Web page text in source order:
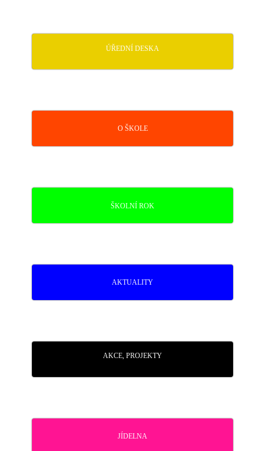
ÚŘEDNÍ DESKA
O ŠKOLE
ŠKOLNÍ ROK
AKTUALITY
AKCE, PROJEKTY
JÍDELNA